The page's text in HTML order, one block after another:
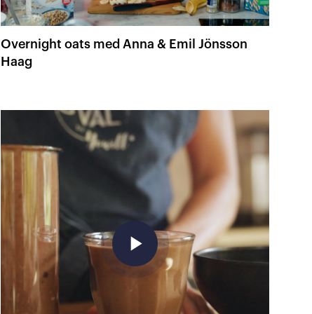
Overnight oats med Anna & Emil Jönsson
Haag
play_arrow